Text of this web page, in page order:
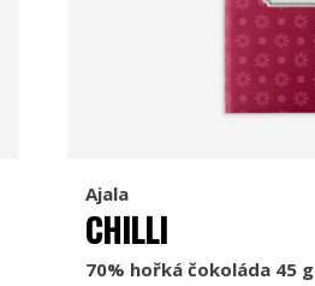
Ajala
CHILLI
70% hořká čokoláda 45 g